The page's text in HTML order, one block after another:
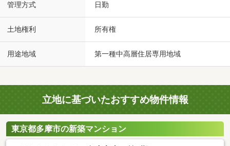
管理方式 日勤
土地権利 所有権
用途地域 第一種中高層住居専用地域
立地に基づいたおすすめ物件情報
東京都多摩市の新築マンション